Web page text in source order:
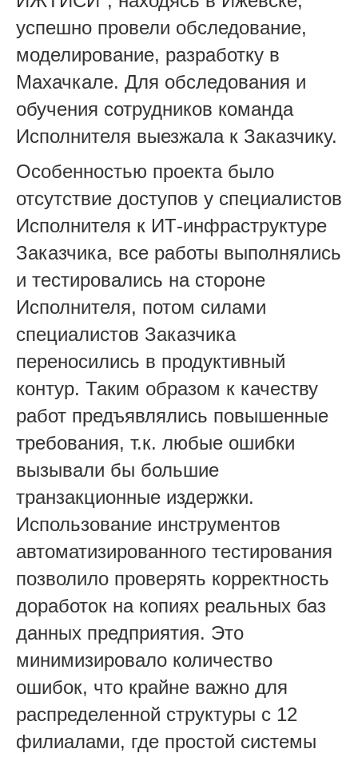
успешно провели обследование,
моделирование, разработку в
Махачкале. Для обследования и
обучения сотрудников команда
Исполнителя выезжала к Заказчику.
Особенностью проекта было
отсутствие доступов у специалистов
Исполнителя к ИТ-инфраструктуре
Заказчика, все работы выполнялись
и тестировались на стороне
Исполнителя, потом силами
специалистов Заказчика
переносились в продуктивный
контур. Таким образом к качеству
работ предъявлялись повышенные
требования, т.к. любые ошибки
вызывали бы большие
транзакционные издержки.
Использование инструментов
автоматизированного тестирования
позволило проверять корректность
доработок на копиях реальных баз
данных предприятия. Это
минимизировало количество
ошибок, что крайне важно для
распределенной структуры с 12
филиалами, где простой системы